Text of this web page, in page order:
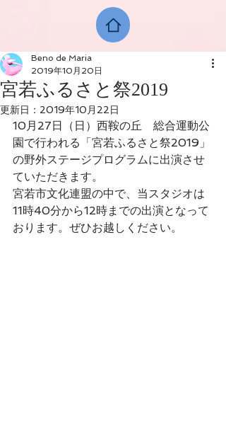
宮若ふるさと祭2019
Beno de Maria
2019年10月20日
更新日： 2019年10月22日
10月27日（日）西鞍の丘　総合運動公
園で行われる「宮若ふるさと祭2019」
の野外ステージプログラムに出演させ
ていただきます。
宮若市文化連盟の中で、当スタジオは
11時40分から12時までの出演となって
おります。ぜひお越しください。